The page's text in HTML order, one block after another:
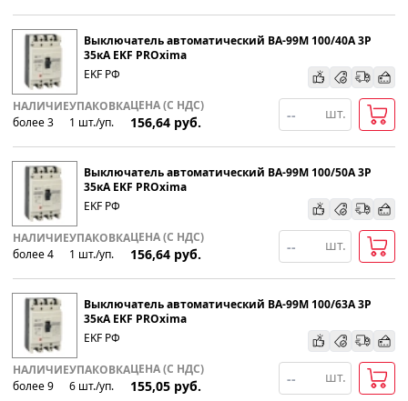
Выключатель автоматический ВА-99М 100/40А 3P
35кА EKF PROxima
EKF РФ
НАЛИЧИЕ
более 3
УПАКОВКА
1 шт./уп.
ЦЕНА (С НДС)
156,64 руб.
шт.
Выключатель автоматический ВА-99М 100/50А 3P
35кА EKF PROxima
EKF РФ
НАЛИЧИЕ
более 4
УПАКОВКА
1 шт./уп.
ЦЕНА (С НДС)
156,64 руб.
шт.
Выключатель автоматический ВА-99М 100/63А 3P
35кА EKF PROxima
EKF РФ
НАЛИЧИЕ
более 9
УПАКОВКА
6 шт./уп.
ЦЕНА (С НДС)
155,05 руб.
шт.